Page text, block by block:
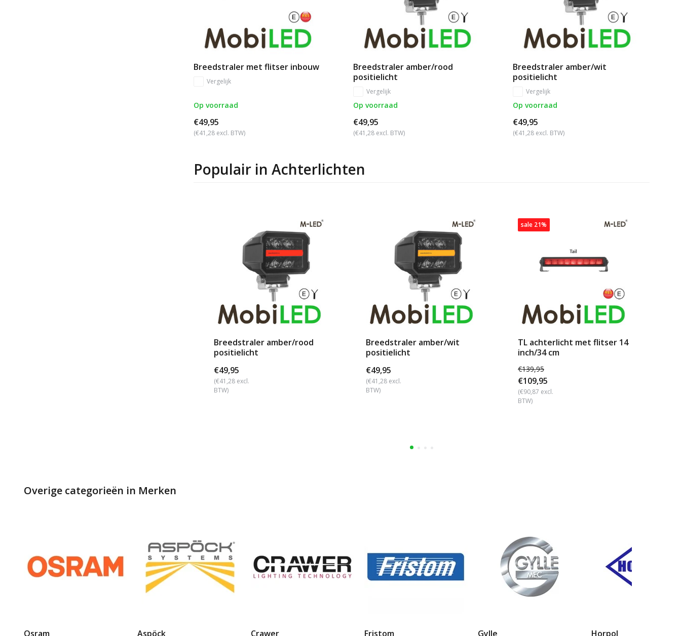
Breedstraler met flitser inbouw
Vergelijk
Op voorraad
€49,95
(€41,28 excl. BTW)
Breedstraler amber/rood
positielicht
Vergelijk
Op voorraad
€49,95
(€41,28 excl. BTW)
Breedstraler amber/wit
positielicht
Vergelijk
Op voorraad
€49,95
(€41,28 excl. BTW)
Populair in Achterlichten
Breedstraler amber/rood
positielicht
€49,95
(€41,28 excl.
BTW)
Breedstraler amber/wit
positielicht
€49,95
(€41,28 excl.
BTW)
sale 21%
TL achterlicht met flitser 14
inch/34 cm
€139,95
€109,95
(€90,87 excl.
BTW)
Overige categorieën in Merken
Osram Aspöck Crawer Fristom Gylle Horpol